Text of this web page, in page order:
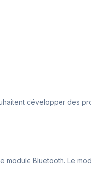
développer des
module Bluetooth. Le